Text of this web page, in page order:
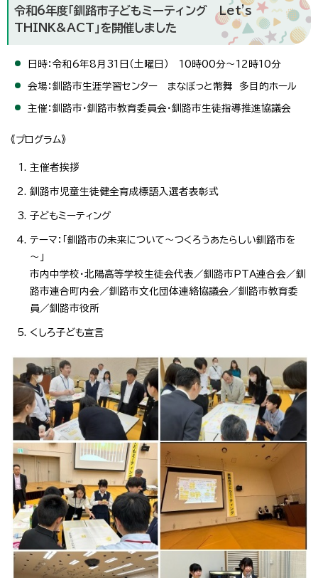
令和6年度「釧路市子どもミーティングLet's
THINK&ACT 」を開催しました
日時：令和6年8月31日（土曜日） 10時00分～12時10分
会場：釧路市生涯学習センター まなぼっと幣舞 多目的ホール
主催：釧路市・釧路市教育委員会・釧路市生徒指導推進協議会
《プログラム》
主催者挨拶
釧路市児童生徒健全育成標語入選者表彰式
子どもミーティング
テーマ：「釧路市の未来について～つくろうあたらしい釧路市を
～」
市内中学校・北陽高等学校生徒会代表／釧路市PTA連合会／釧
路市連合町内会／釧路市文化団体連絡協議会／釧路市教育委
員／釧路市役所
くしろ子ども宣言